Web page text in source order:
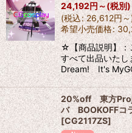
24,192円～(税別)
(税込: 26,612円～
希望小売価格:
☆【商品説明】：
すべて出品いた
Dream! It's
20%off 東方
バ BOOKOFFコ
[CG2117ZS]